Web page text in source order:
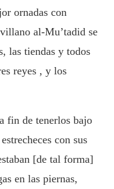
ornadas con
al-Mu’tadid se
las tiendas y todos
reyes , y los
fin de tenerlos bajo
con sus
[de tal forma]
en las piernas,